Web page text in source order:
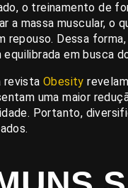
o treinamento de
a massa muscular, o
repouso. Dessa
em busca
revista Obesity
uma maior
Portanto,